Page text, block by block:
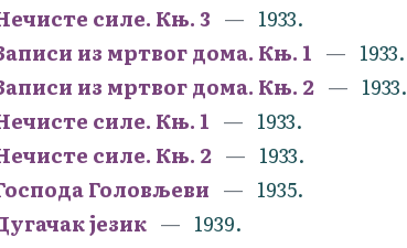
силе. Књ. 3
1933.
из мртвог дома. Књ. 1
1933.
из мртвог дома. Књ. 2
1933.
силе. Књ. 1
1933.
силе. Књ. 2
1933.
Головљеви
1935.
језик
1939.